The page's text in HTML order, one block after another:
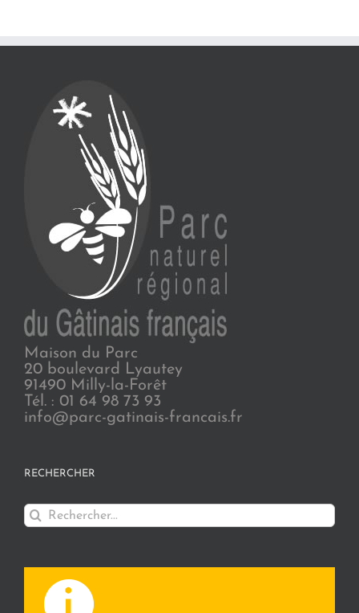
Maison du Parc
20 boulevard Lyautey
91490 Milly-la-Forêt
Tél. : 01 64 98 73 93
info@parc-gatinais-francais.fr
RECHERCHER
Rechercher: